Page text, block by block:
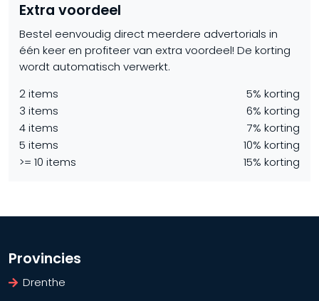
Extra voordeel
Bestel eenvoudig direct meerdere advertorials in
één keer en profiteer van extra voordeel! De korting
wordt automatisch verwerkt.
2 items
5% korting
3 items
6% korting
4 items
7% korting
5 items
10% korting
>= 10 items
15% korting
Provincies
Drenthe